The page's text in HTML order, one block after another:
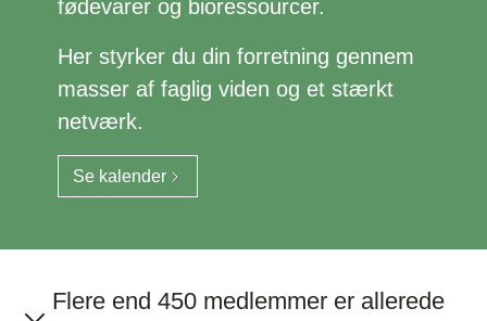
fødevarer og bioressourcer.
Her styrker du din forretning gennem
masser af faglig viden og et stærkt
netværk.
Se kalender
Flere end 450 medlemmer er allerede